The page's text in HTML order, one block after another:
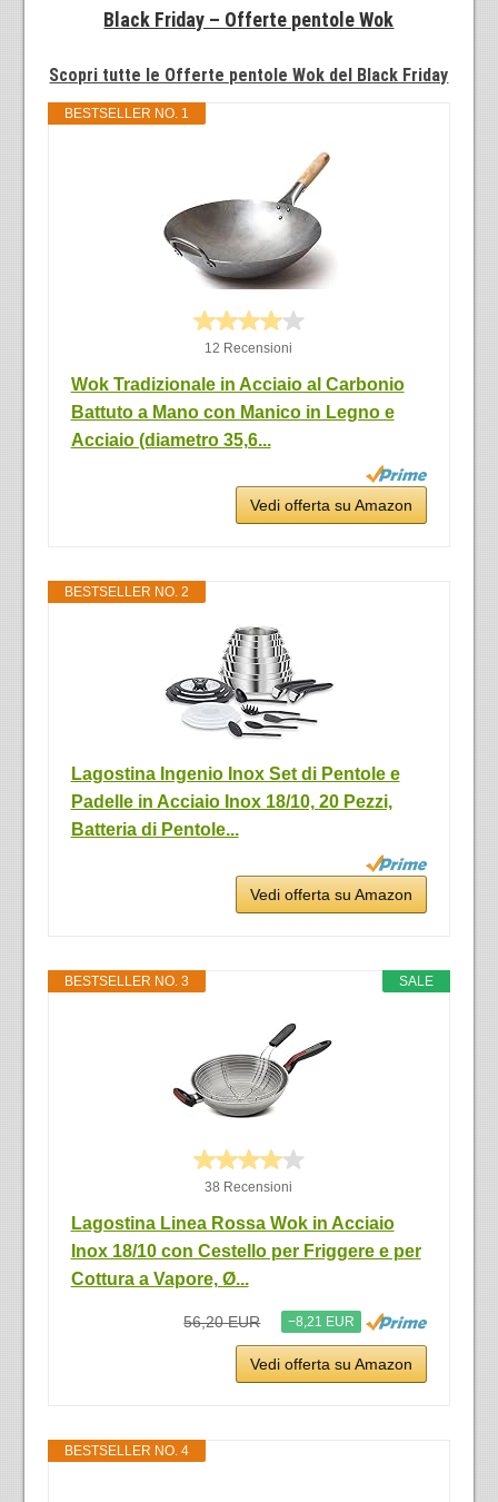
Black Friday – Offerte pentole Wok
Scopri tutte le Offerte pentole Wok del Black Friday
BESTSELLER NO. 1
12 Recensioni
Wok Tradizionale in Acciaio al Carbonio
Battuto a Mano con Manico in Legno e
Acciaio (diametro 35,6...
Vedi offerta su Amazon
BESTSELLER NO. 2
Lagostina Ingenio Inox Set di Pentole e
Padelle in Acciaio Inox 18/10, 20 Pezzi,
Batteria di Pentole...
Vedi offerta su Amazon
SALE
BESTSELLER NO. 3
38 Recensioni
Lagostina Linea Rossa Wok in Acciaio
Inox 18/10 con Cestello per Friggere e per
Cottura a Vapore, Ø...
56,20 EUR −8,21 EUR
Vedi offerta su Amazon
BESTSELLER NO. 4